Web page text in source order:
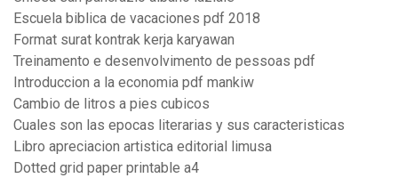
Escuela biblica de vacaciones pdf 2018
Format surat kontrak kerja karyawan
Treinamento e desenvolvimento de pessoas pdf
Introduccion a la economia pdf mankiw
Cambio de litros a pies cubicos
Cuales son las epocas literarias y sus caracteristicas
Libro apreciacion artistica editorial limusa
Dotted grid paper printable a4